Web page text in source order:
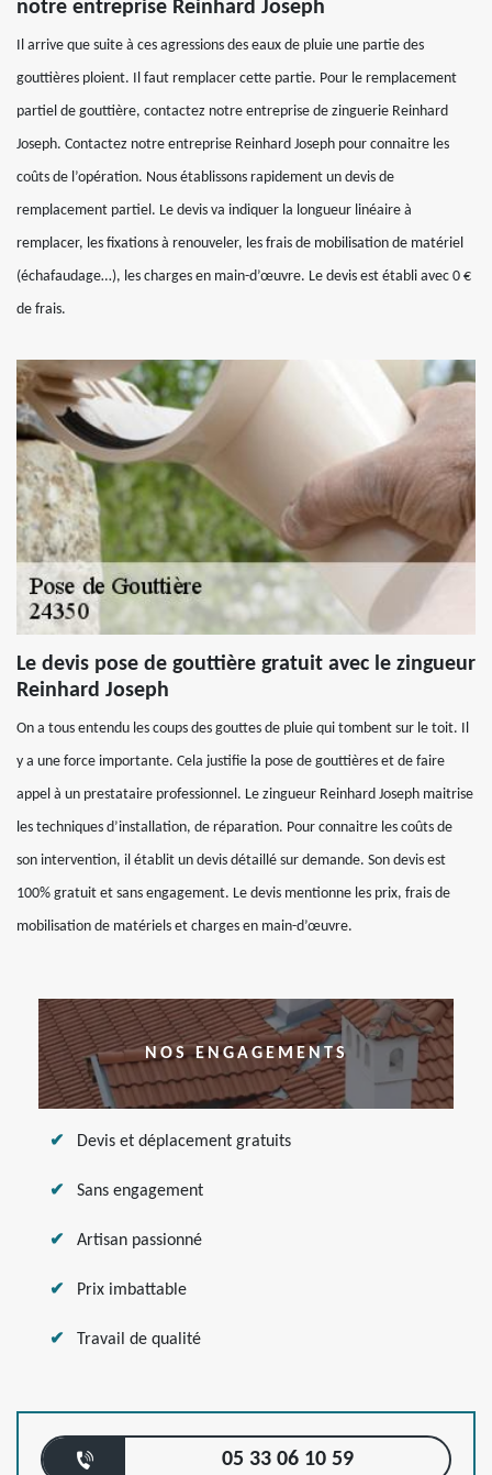
notre entreprise Reinhard Joseph
Il arrive que suite à ces agressions des eaux de pluie une partie des
gouttières ploient. Il faut remplacer cette partie. Pour le remplacement
partiel de gouttière, contactez notre entreprise de zinguerie Reinhard
Joseph. Contactez notre entreprise Reinhard Joseph pour connaitre les
coûts de l’opération. Nous établissons rapidement un devis de
remplacement partiel. Le devis va indiquer la longueur linéaire à
remplacer, les fixations à renouveler, les frais de mobilisation de matériel
(échafaudage…), les charges en main-d’œuvre. Le devis est établi avec 0 €
de frais.
Le devis pose de gouttière gratuit avec le zingueur
Reinhard Joseph
On a tous entendu les coups des gouttes de pluie qui tombent sur le toit. Il
y a une force importante. Cela justifie la pose de gouttières et de faire
appel à un prestataire professionnel. Le zingueur Reinhard Joseph maitrise
les techniques d’installation, de réparation. Pour connaitre les coûts de
son intervention, il établit un devis détaillé sur demande. Son devis est
100% gratuit et sans engagement. Le devis mentionne les prix, frais de
mobilisation de matériels et charges en main-d’œuvre.
NOS ENGAGEMENTS
Devis et déplacement gratuits
Sans engagement
Artisan passionné
Prix imbattable
Travail de qualité
05 33 06 10 59